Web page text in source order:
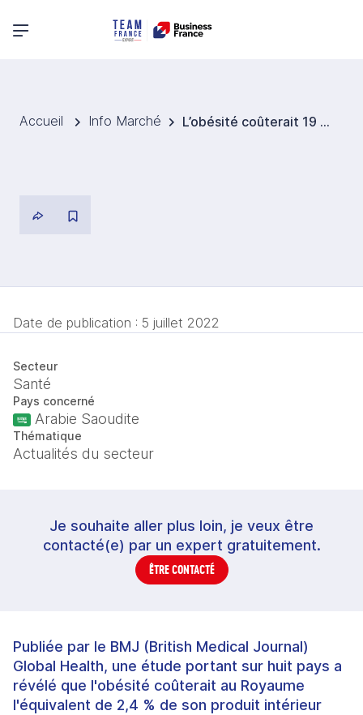
Menu principal
Accueil Info Marché L’obésité coûterait 19 Mds USD par an à l’Arabie Saoudite
Date de publication : 5 juillet 2022
Secteur
Santé
Pays concerné
Arabie Saoudite
Thématique
Actualités du secteur
Je souhaite aller plus loin, je veux être
contacté(e) par un expert gratuitement.
ÊTRE CONTACTÉ
Publiée par le BMJ (British Medical Journal)
Global Health, une étude portant sur huit pays a
révélé que l'obésité coûterait au Royaume
l'équivalent de 2,4 % de son produit intérieur